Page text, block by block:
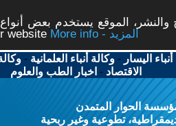
الموقع يستخدم بعض
website
More info - المزيد
اليسار -وكالة أنباء العلمانية -
الاقتصاد - اخبار الطب والعلوم
الحوار المتمدن
تطوعية وغير ربحية